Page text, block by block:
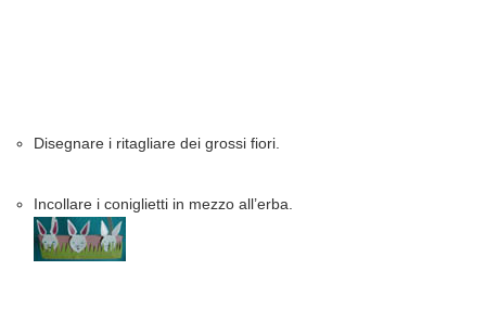
Disegnare i ritagliare dei grossi fiori.
Incollare i coniglietti in mezzo all’erba.